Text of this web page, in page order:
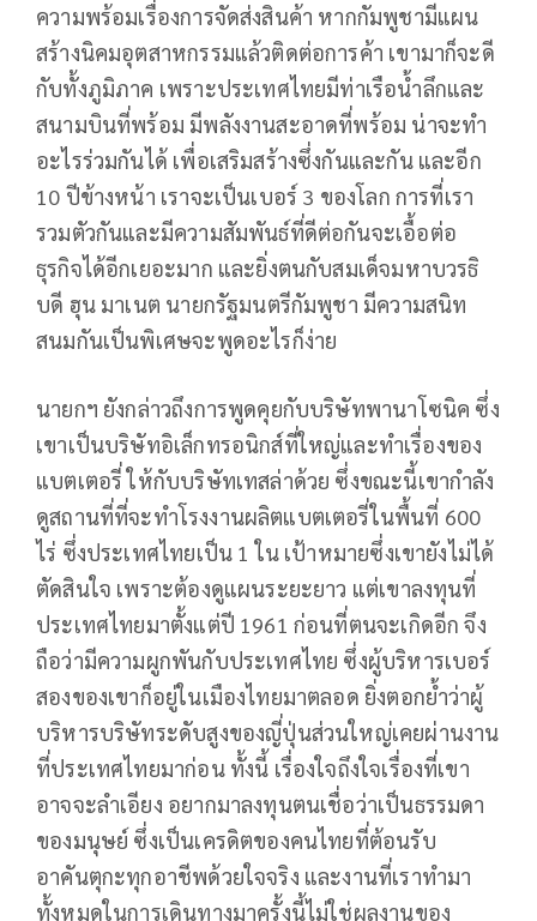
ความพร้อมเรื่องการจัดส่งสินค้า หากกัมพูชามีแผน
สร้างนิคมอุตสาหกรรมแล้วติดต่อการค้า เขามาก็จะดี
กับทั้งภูมิภาค เพราะประเทศไทยมีท่าเรือน้ำลึกและ
สนามบินที่พร้อม มีพลังงานสะอาดที่พร้อม น่าจะทำ
อะไรร่วมกันได้ เพื่อเสริมสร้างซึ่งกันและกัน และอีก
10 ปีข้างหน้า เราจะเป็นเบอร์ 3 ของโลก การที่เรา
รวมตัวกันและมีความสัมพันธ์ที่ดีต่อกันจะเอื้อต่อ
ธุรกิจได้อีกเยอะมาก และยิ่งตนกับสมเด็จมหาบวรธิ
บดี ฮุน มาเนต นายกรัฐมนตรีกัมพูชา มีความสนิท
สนมกันเป็นพิเศษจะพูดอะไรก็ง่าย
นายกฯ ยังกล่าวถึงการพูดคุยกับบริษัทพานาโซนิค ซึ่ง
เขาเป็นบริษัทอิเล็กทรอนิกส์ที่ใหญ่และทำเรื่องของ
แบตเตอรี่ ให้กับบริษัทเทสล่าด้วย ซึ่งขณะนี้เขากำลัง
ดูสถานที่ที่จะทำโรงงานผลิตแบตเตอรี่ในพื้นที่ 600
ไร่ ซึ่งประเทศไทยเป็น 1 ใน เป้าหมายซึ่งเขายังไม่ได้
ตัดสินใจ เพราะต้องดูแผนระยะยาว แต่เขาลงทุนที่
ประเทศไทยมาตั้งแต่ปี 1961 ก่อนที่ตนจะเกิดอีก จึง
ถือว่ามีความผูกพันกับประเทศไทย ซึ่งผู้บริหารเบอร์
สองของเขาก็อยู่ในเมืองไทยมาตลอด ยิ่งตอกย้ำว่าผู้
บริหารบริษัทระดับสูงของญี่ปุ่นส่วนใหญ่เคยผ่านงาน
ที่ประเทศไทยมาก่อน ทั้งนี้ เรื่องใจถึงใจเรื่องที่เขา
อาจจะลำเอียง อยากมาลงทุนตนเชื่อว่าเป็นธรรมดา
ของมนุษย์ ซึ่งเป็นเครดิตของคนไทยที่ต้อนรับ
อาคันตุกะทุกอาชีพด้วยใจจริง และงานที่เราทำมา
ทั้งหมดในการเดินทางมาครั้งนี้ไม่ใช่ผลงานของ